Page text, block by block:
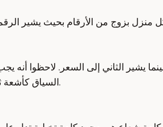
الثاني إلى السعر. لاحظوا أنه
السياق كأشعة ثنائية الأبعاد، وكلمة شعاع هي مجرد كلمة تخيلية تدل على قائمة.